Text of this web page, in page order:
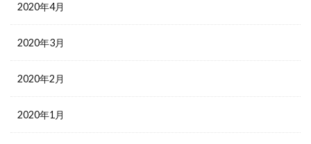
2020年4月
2020年3月
2020年2月
2020年1月